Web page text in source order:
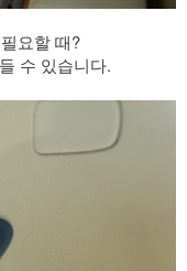
요할 때?
수 있습니다.